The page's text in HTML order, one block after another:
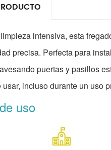
intensiva, esta
precisa. Perfecta para
puertas y pasillos
incluso durante un uso
uso